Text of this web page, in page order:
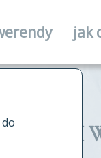
jak
I XVIII